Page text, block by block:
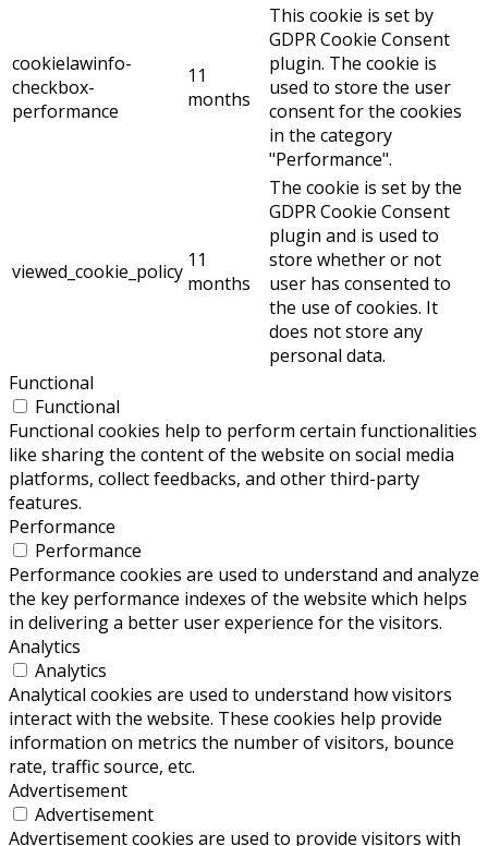
cookielawinfo-
checkbox-
performance
11
months
This cookie is set by
GDPR Cookie Consent
plugin. The cookie is
used to store the user
consent for the cookies
in the category
"Performance".
viewed_cookie_policy 11
months
The cookie is set by the
GDPR Cookie Consent
plugin and is used to
store whether or not
user has consented to
the use of cookies. It
does not store any
personal data.
Functional
Functional
Functional cookies help to perform certain functionalities
like sharing the content of the website on social media
platforms, collect feedbacks, and other third-party
features.
Performance
Performance
Performance cookies are used to understand and analyze
the key performance indexes of the website which helps
in delivering a better user experience for the visitors.
Analytics
Analytics
Analytical cookies are used to understand how visitors
interact with the website. These cookies help provide
information on metrics the number of visitors, bounce
rate, traffic source, etc.
Advertisement
Advertisement
Advertisement cookies are used to provide visitors with